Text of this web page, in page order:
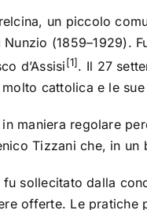
un piccolo
Nunzio (1859–1929).
d’Assisi[1]. Il 27
cattolica e le
maniera regolare
Tizzani che, in un
sollecitato dalla
offerte. Le